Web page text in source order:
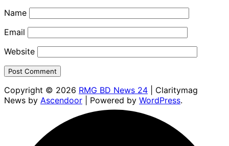
Name
Email
Website
Copyright © 2026 RMG BD News 24 | Claritymag
News by Ascendoor | Powered by WordPress.